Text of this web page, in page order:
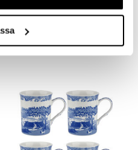
Design Letters Posliinimuki A-Z
DESIGN LETTERS
alk.14 €